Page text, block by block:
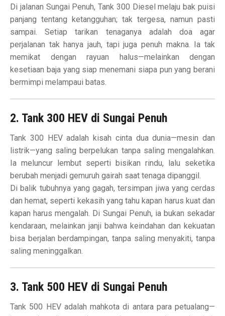
Di jalanan Sungai Penuh, Tank 300 Diesel melaju bak puisi
panjang tentang ketangguhan; tak tergesa, namun pasti
sampai. Setiap tarikan tenaganya adalah doa agar
perjalanan tak hanya jauh, tapi juga penuh makna. Ia tak
memikat dengan rayuan halus—melainkan dengan
kesetiaan baja yang siap menemani siapa pun yang berani
bermimpi melampaui batas.
2. Tank 300 HEV di Sungai Penuh
Tank 300 HEV adalah kisah cinta dua dunia—mesin dan
listrik—yang saling berpelukan tanpa saling mengalahkan.
Ia meluncur lembut seperti bisikan rindu, lalu seketika
berubah menjadi gemuruh gairah saat tenaga dipanggil.
Di balik tubuhnya yang gagah, tersimpan jiwa yang cerdas
dan hemat, seperti kekasih yang tahu kapan harus kuat dan
kapan harus mengalah. Di Sungai Penuh, ia bukan sekadar
kendaraan, melainkan janji bahwa keindahan dan kekuatan
bisa berjalan berdampingan, tanpa saling menyakiti, tanpa
saling meninggalkan.
3. Tank 500 HEV di Sungai Penuh
Tank 500 HEV adalah mahkota di antara para petualang—